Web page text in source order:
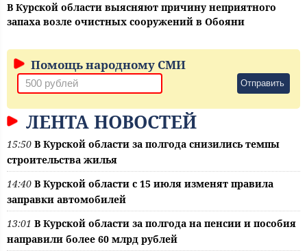
В Курской области выясняют причину неприятного
запаха возле очистных сооружений в Обояни
Помощь народному СМИ
Отправить
ЛЕНТА НОВОСТЕЙ
15:50 В Курской области за полгода снизились темпы
строительства жилья
14:40 В Курской области с 15 июля изменят правила
заправки автомобилей
13:01 В Курской области за полгода на пенсии и пособия
направили более 60 млрд рублей